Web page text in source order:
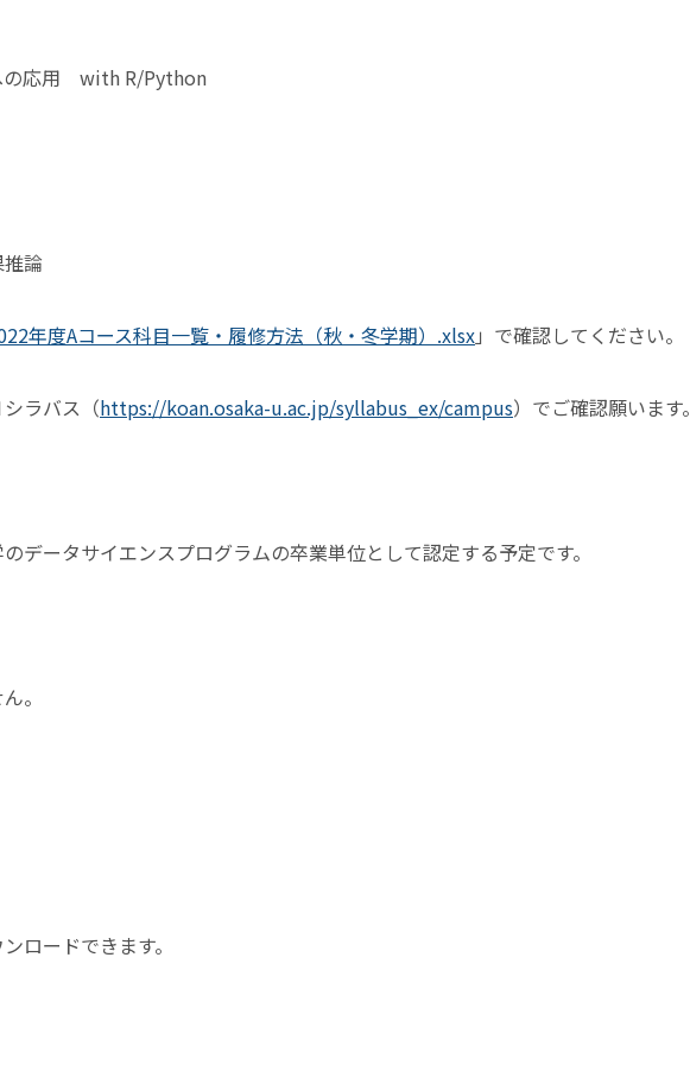
の応用 with R/Python
論
年度Aコース科目一覧・履修方法（秋・冬学期）.xlsx」で確認してください。
ラバス（https://koan.osaka-u.ac.jp/syllabus_ex/campus）でご確認願います。
データサイエンスプログラムの卒業単位として認定する予定です。
。
ロードできます。